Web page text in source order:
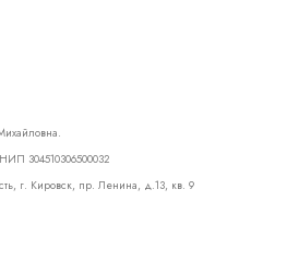
304510306500032
г. Кировск, пр. Ленина, д.13, кв. 9